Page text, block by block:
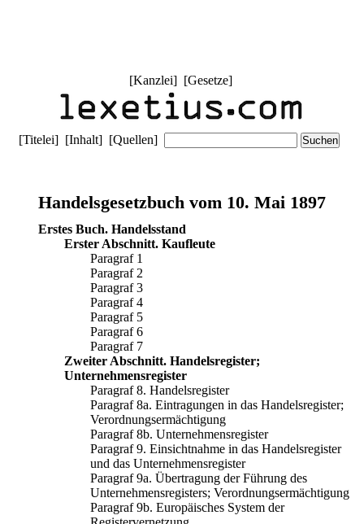
[Kanzlei] [Gesetze]
[Titelei] [Inhalt] [Quellen]
Handelsgesetzbuch vom 10. Mai 1897
Erstes Buch. Handelsstand
Erster Abschnitt. Kaufleute
Paragraf 1
Paragraf 2
Paragraf 3
Paragraf 4
Paragraf 5
Paragraf 6
Paragraf 7
Zweiter Abschnitt. Handelsregister;
Unternehmensregister
Paragraf 8. Handelsregister
Paragraf 8a. Eintragungen in das Handelsregister;
Verordnungsermächtigung
Paragraf 8b. Unternehmensregister
Paragraf 9. Einsichtnahme in das Handelsregister
und das Unternehmensregister
Paragraf 9a. Übertragung der Führung des
Unternehmensregisters; Verordnungsermächtigung
Paragraf 9b. Europäisches System der